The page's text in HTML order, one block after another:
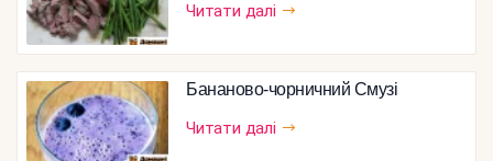
Читати далі
Бананово-чорничний Смузі
Читати далі